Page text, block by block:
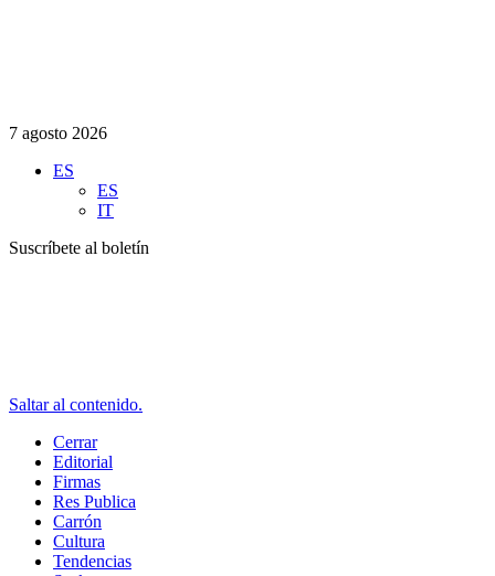
7 agosto 2026
ES
ES
IT
Suscríbete al boletín
Saltar al contenido.
Cerrar
Editorial
Firmas
Res Publica
Carrón
Cultura
Tendencias